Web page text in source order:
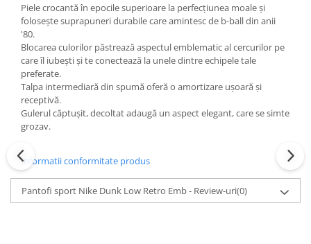
Piele crocantă în epocile superioare la perfecțiunea moale și
folosește suprapuneri durabile care amintesc de b-ball din anii
'80.
Blocarea culorilor păstrează aspectul emblematic al cercurilor pe
care îl iubești și te conectează la unele dintre echipele tale
preferate.
Talpa intermediară din spumă oferă o amortizare ușoară și
receptivă.
Gulerul căptușit, decoltat adaugă un aspect elegant, care se simte
grozav.
Informatii conformitate produs
Pantofi sport Nike Dunk Low Retro Emb - Review-uri(0)